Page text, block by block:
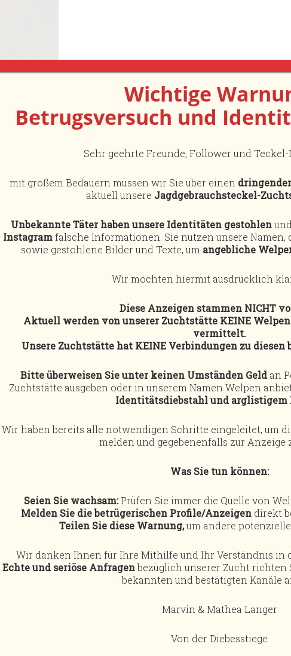
Wenn Sie sich für einen Welpen aus
folgende Formular so vollständig wie
Wir werden uns umgehend mit Ihnen
nur der Vorabinformation und kann/
Wir geben unsere Welpen nur in
!
VORNAME / NAME (PFLICHTFELD)
STRASSE / NR.
PLZ / ORT
TELEFONNUMMER (PFLICHTFELD)
E-MAIL (PFLICHTFELD)
GESCHLECHT
HUNDEERFAHRUNG?
Wichtige
Betrugsversuch und
Sehr geehrte Freunde, Follower und
mit großem Bedauern müssen wir Sie über einen
aktuell unsere Jagdgebrauchsteckel-
Unbekannte Täter haben unsere Identitäten gestohlen
Instagramfalsche Informationen. Sie nutzen unsere Namen,
sowie gestohlene Bilder und Texte, um angebliche
Wir möchten hiermit ausdrücklich
Diese Anzeigen stammen NICHT
Aktuell werden von unserer Zuchtstätte KEINE
vermittelt.
Unsere Zuchtstätte hat KEINE Verbindungen zu diesen
Bitte überweisen Sie unter keinen Umständen Geldan
Zuchtstätte ausgeben oder in unserem Namen Welpen
Identitätsdiebstahl und arglistigem
Wir haben bereits alle notwendigen Schritte eingeleitet, um
melden und gegebenenfalls zur Anzeige
Was Sie tun können:
Seien Sie wachsam:Prüfen Sie immer die Quelle von
Melden Sie die betrügerischen Profile/Anzeigen direkt
Teilen Sie diese Warnung,um andere potenzielle
Wir danken Ihnen für Ihre Mithilfe und Ihr Verständnis in
Echte und seriöse Anfragenbezüglich unserer Zucht richten
bekannten und bestätigten Kanäle
Marvin & Mathea Langer
Von der Diebesstiege